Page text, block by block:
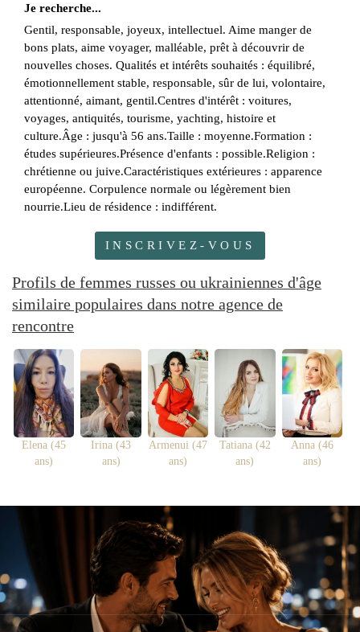
Je recherche...
Gentil, responsable, joyeux, intellectuel. Aime manger de
bons plats, aime voyager, malléable, prêt à découvrir de
nouvelles choses. Qualités et intérêts souhaités : équilibré,
émotionnellement stable, responsable, sûr de lui, volontaire,
attentionné, aimant, gentil.Centres d'intérêt : voitures,
voyages, antiquités, tourisme, yachting, histoire et
culture.Âge : jusqu'à 56 ans.Taille : moyenne.Formation :
études supérieures.Présence d'enfants : possible.Religion :
chrétienne ou juive.Caractéristiques extérieures : apparence
européenne. Corpulence normale ou légèrement bien
nourrie.Lieu de résidence : indifférent.
INSCRIVEZ-VOUS
Profils de femmes russes ou ukrainiennes d'âge
similaire populaires dans notre agence de
rencontre
Elena (45
ans)
Irina (43
ans)
Armenui (47
ans)
Tatiana (42
ans)
Anna (46
ans)